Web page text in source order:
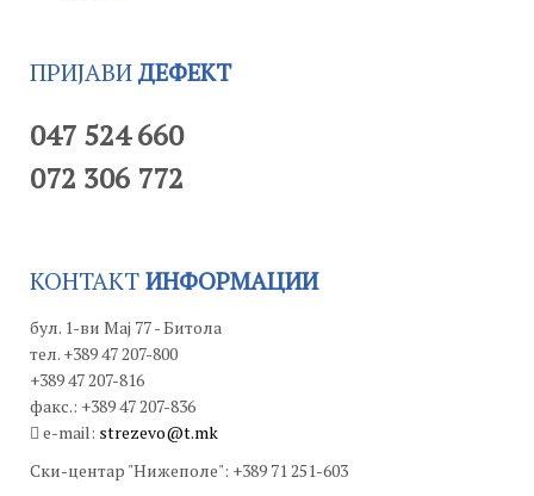
ПРИЈАВИДЕФЕКТ
047 524 660
072 306 772
КОНТАКТИНФОРМАЦИИ
бул. 1-ви Мај 77 - Битола
тел. +389 47 207-800
+389 47 207-816
факс.: +389 47 207-836
e-mail: strezevo@t.mk
Ски-центар "Нижеполе": +389 71 251-603